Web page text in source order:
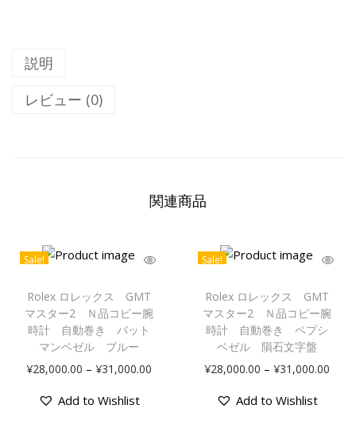
説明
レビュー (0)
関連商品
Sale!
Rolex ロレックス GMT
マスター2 Ｎ品コピー腕
時計 自動巻き バット
マンベゼル ブルー
¥28,000.00 – ¥31,000.00
Add to Wishlist
Sale!
Rolex ロレックス GMT
マスター2 Ｎ品コピー腕
時計 自動巻き ペプシ
ベゼル 隕石文字盤
¥28,000.00 – ¥31,000.00
Add to Wishlist